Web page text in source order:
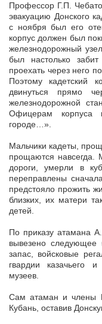
Профессор Г.П.
эвакуацию Донского
с ноября был его
корпус должен был
железнодорожный
был настолько
проехать через него
Поэтому кадетский
двинуться прямо
железнодорожной
Офицерам корпуса
городе…».
Мальчики кадеты,
прощаются навсегда.
дороги, умерли в
переправлены
предстояло прожить
близких, их матери
детей.
По приказу атамана
вывезено следующее
запас, войсковые
гвардии казачьего
музеев.
Сам атаман и члены
Кубань, оставив